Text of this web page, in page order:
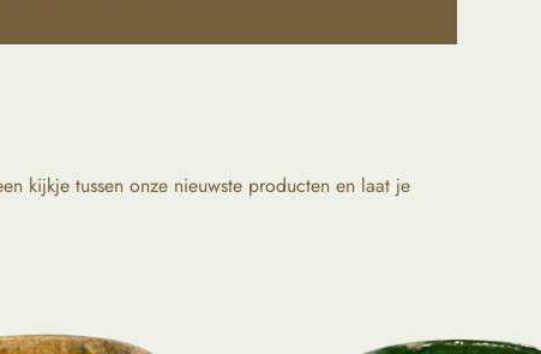
kijkje tussen onze nieuwste producten en laat je